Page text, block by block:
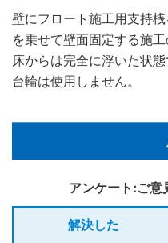
壁にフロート施工用支持
を乗せて壁面固定する施工
床からは完全に浮いた状態
台輪は使用しません。
アンケート:ご意
解決した